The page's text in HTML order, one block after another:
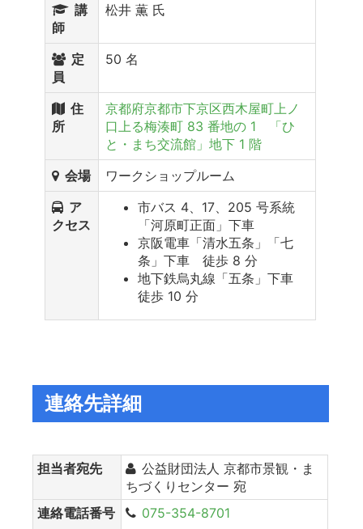
講
師
松井 薫 氏
定
員
50 名
住
所
京都府京都市下京区西木屋町上ノ
口上る梅湊町 83 番地の 1 「ひ
と・まち交流館」地下 1 階
会場
ワークショップルーム
ア
クセス
市バス 4、17、205 号系統
「河原町正面」下車
京阪電車「清水五条」「七
条」下車 徒歩 8 分
地下鉄烏丸線「五条」下車
徒歩 10 分
連絡先詳細
担当者宛先
公益財団法人 京都市景観・ま
ちづくりセンター 宛
連絡電話番号
075-354-8701